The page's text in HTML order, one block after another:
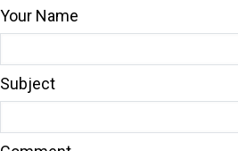
Your Name
Subject